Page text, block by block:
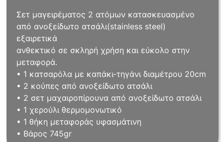
Σετ μαγειρέματος 2 ατόμων κατασκευασμένο
από ανοξείδωτο ατσάλι(stainless steel)
εξαιρετικά
ανθεκτικό σε σκληρή χρήση και εύκολο στην
μεταφορά.
• 1 κατσαρόλα με καπάκι-τηγάνι διαμέτρου 20cm
• 2 κούπες από ανοξείδωτο ατσάλι
• 2 σετ μαχαιροπίρουνα από ανοξείδωτο ατσάλι
• 1 χερούλι θερμομονωτικό
• 1 θήκη μεταφοράς υφασμάτινη
• Βάρος 745gr